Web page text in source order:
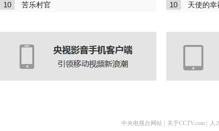
10 苦乐村官 10 天使的幸
中央电视台网站 关于CCTV.com 人